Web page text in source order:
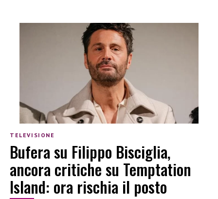
TELEVISIONE
Bufera su Filippo Bisciglia,
ancora critiche su Temptation
Island: ora rischia il posto